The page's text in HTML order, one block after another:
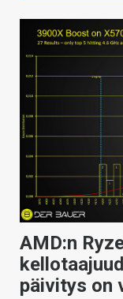
AMD:n
päivitys on